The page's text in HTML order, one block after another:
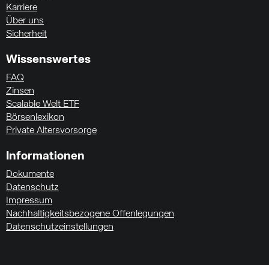
Karriere
Über uns
Sicherheit
Wissenswertes
FAQ
Zinsen
Scalable Welt ETF
Börsenlexikon
Private Altersvorsorge
Informationen
Dokumente
Datenschutz
Impressum
Nachhaltigkeitsbezogene Offenlegungen
Datenschutzeinstellungen